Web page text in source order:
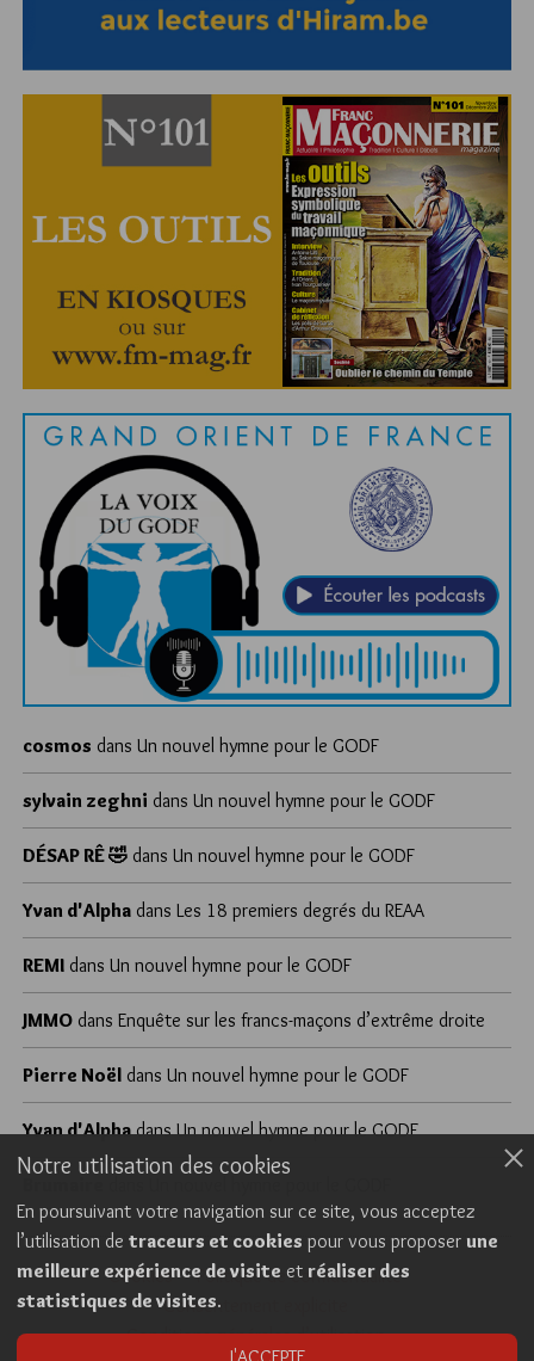
cosmos dans Un nouvel hymne pour le GODF
sylvain zeghni dans Un nouvel hymne pour le GODF
DÉSAP RÊ 🤣 dans Un nouvel hymne pour le GODF
Yvan d'Alpha dans Les 18 premiers degrés du REAA
REMI dans Un nouvel hymne pour le GODF
JMMO dans Enquête sur les francs-maçons d’extrême droite
Pierre Noël dans Un nouvel hymne pour le GODF
Yvan d'AlphadansUn nouvel hymne pour le GODF
Cookies
Politique de confidentialité
Consentement explicite
Conditions générales d’utilisation
Notre utilisation des cookies
En poursuivant votre navigation sur ce site, vous acceptez
l’utilisation de traceurs et cookies pour vous proposer une
meilleure expérience de visite et réaliser des
statistiques de visites.